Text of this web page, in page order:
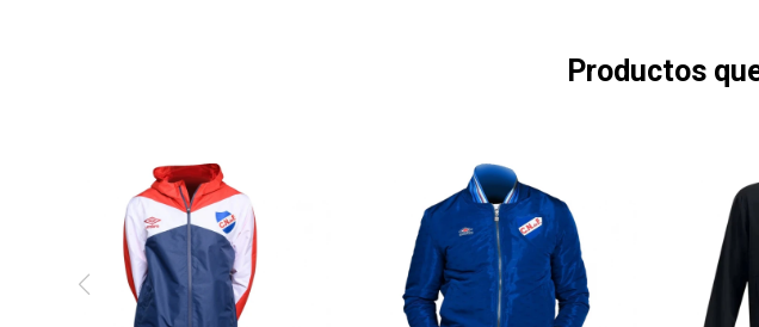
Productos